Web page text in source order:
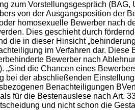
Vorstellungsgespräch
von der Ausgangsposition der
homosexuelle Bewerber nach
Dies geschieht durch
in dieser Hinsicht
im Verfahren dar.
Bewerber nach
die Chancen eines
bei der abschließenden
Benachteiligungen
für die Bestenauslese nach Art.
und nicht schon die